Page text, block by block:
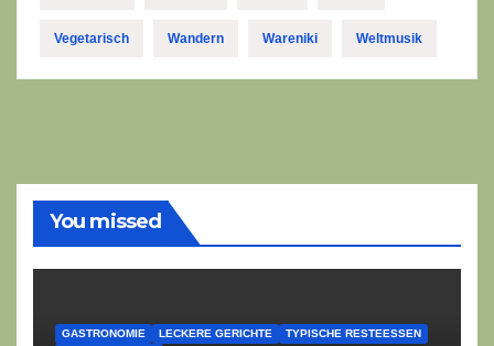
Vegetarisch Wandern Wareniki Weltmusik
You missed
GASTRONOMIE LECKERE GERICHTE
TYPISCHE RESTEESSEN